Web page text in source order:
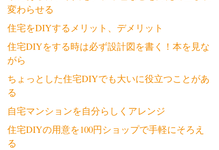
ン
変わらせる
住宅をDIYするメリット、デメリット
住宅DIYをする時は必ず設計図を書く！本を見な
がら
ちょっとした住宅DIYでも大いに役立つことがあ
る
自宅マンションを自分らしくアレンジ
住宅DIYの用意を100円ショップで手軽にそろえ
る